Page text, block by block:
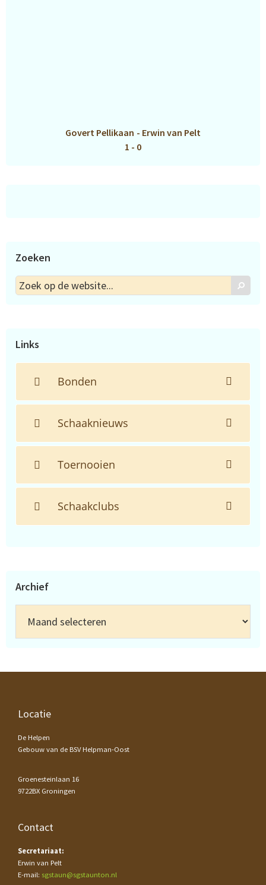
Govert Pellikaan - Erwin van Pelt
1 - 0
Zoeken
Zoek
op
Zoek
Links
Bonden
Schaaknieuws
Toernooien
Schaakclubs
Archief
Footer
Locatie
De Helpen
Gebouw van de BSV Helpman-Oost
Groenesteinlaan 16
9722BX Groningen
Contact
Secretariaat:
Erwin van Pelt
E-mail: sgstaun@sgstaunton.nl